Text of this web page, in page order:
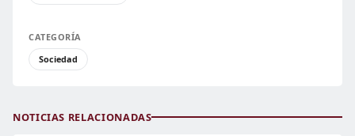
CATEGORÍA
Sociedad
NOTICIAS RELACIONADAS